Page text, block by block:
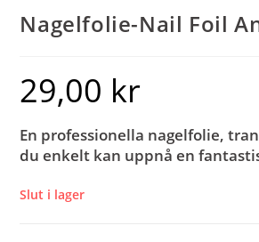
Nagelfolie-Nail Foil
29,00 kr
En professionella nagelfolie,
du enkelt kan uppnå en
Slut i lager